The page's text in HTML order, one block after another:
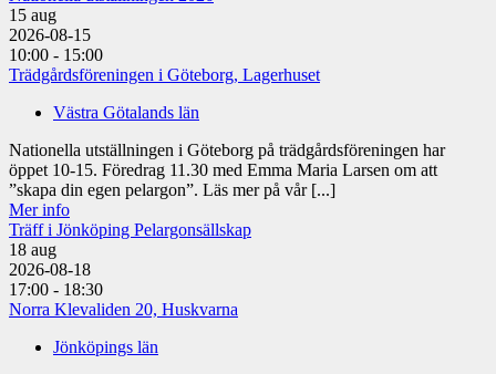
15 aug
2026-08-15
10:00 - 15:00
Trädgårdsföreningen i Göteborg, Lagerhuset
Västra Götalands län
Nationella utställningen i Göteborg på trädgårdsföreningen har
öppet 10-15. Föredrag 11.30 med Emma Maria Larsen om att
”skapa din egen pelargon”. Läs mer på vår [...]
Mer info
Träff i Jönköping Pelargonsällskap
18 aug
2026-08-18
17:00 - 18:30
Norra Klevaliden 20, Huskvarna
Jönköpings län